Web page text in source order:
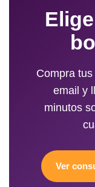
Compra
email y
minutos
Ver